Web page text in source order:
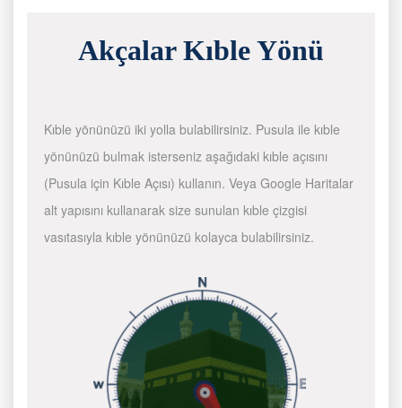
Akçalar Kıble Yönü
Kıble yönünüzü iki yolla bulabilirsiniz. Pusula ile kıble
yönünüzü bulmak isterseniz aşağıdaki kıble açısını
(Pusula için Kıble Açısı) kullanın. Veya Google Haritalar
alt yapısını kullanarak size sunulan kıble çizgisi
vasıtasıyla kıble yönünüzü kolayca bulabilirsiniz.